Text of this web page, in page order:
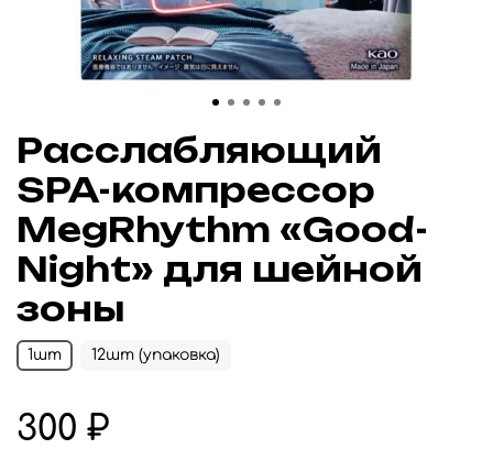
Расслабляющий
SPA-компрессор
MegRhythm «Good-
Night» для шейной
зоны
1шт 12шт (упаковка)
300 ₽